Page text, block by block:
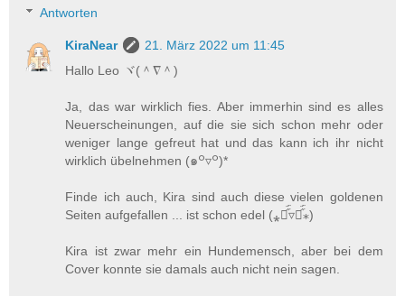
Antworten
KiraNear
21. März 2022 um 11:45
Hallo Leo ヾ(＾∇＾)
Ja, das war wirklich fies. Aber immerhin sind es alles
Neuerscheinungen, auf die sie sich schon mehr oder
weniger lange gefreut hat und das kann ich ihr nicht
wirklich übelnehmen (๑꒪▿꒪)*
Finde ich auch, Kira sind auch diese vielen goldenen
Seiten aufgefallen ... ist schon edel (⁎⚈᷀᷁▿⚈᷀᷁⁎)
Kira ist zwar mehr ein Hundemensch, aber bei dem
Cover konnte sie damals auch nicht nein sagen.